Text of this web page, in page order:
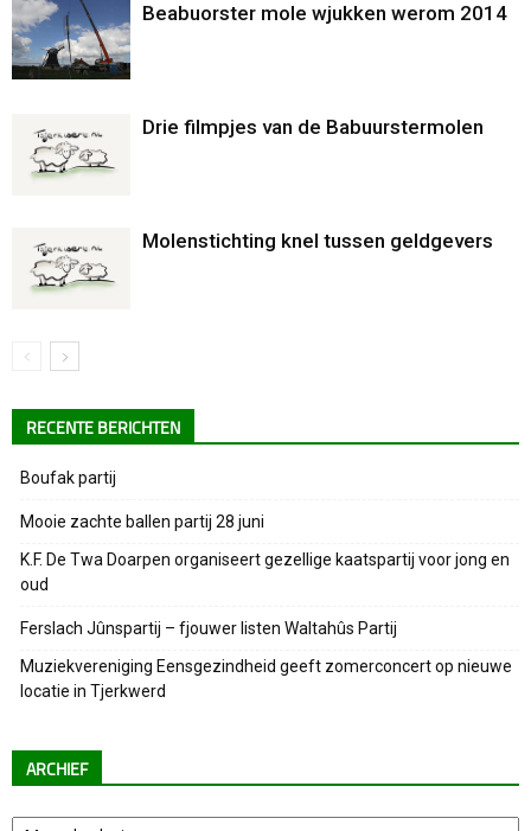
Beabuorster mole wjukken werom 2014
Drie filmpjes van de Babuurstermolen
Molenstichting knel tussen geldgevers
RECENTE BERICHTEN
Boufak partij
Mooie zachte ballen partij 28 juni
K.F. De Twa Doarpen organiseert gezellige kaatspartij voor jong en
oud
Ferslach Jûnspartij – fjouwer listen Waltahûs Partij
Muziekvereniging Eensgezindheid geeft zomerconcert op nieuwe
locatie in Tjerkwerd
ARCHIEF
Archief